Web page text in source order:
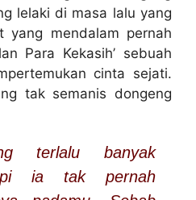
lelaki di masa lalu yang
yang mendalam pernah
Para Kekasih’ sebuah
cinta sejati.
tak semanis dongeng
terlalu banyak
ia tak pernah